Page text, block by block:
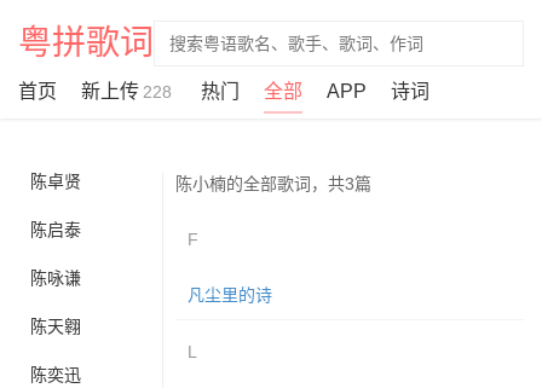
粤拼歌词
首页 新上传 228 热门 全部 APP 诗词
陈凯彤
陈凯琪
陈卓贤
陈启泰
陈咏谦
陈天翱
陈奕迅
陈小楠的全部歌词，共3篇
F
凡尘里的诗
L